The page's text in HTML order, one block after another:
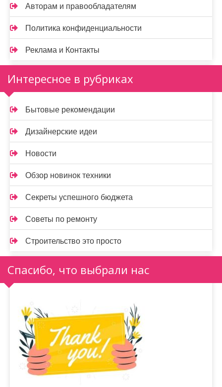
Авторам и правообладателям
Политика конфиденциальности
Реклама и Контакты
Интересное в рубриках
Бытовые рекомендации
Дизайнерские идеи
Новости
Обзор новинок техники
Секреты успешного бюджета
Советы по ремонту
Строительство это просто
Спасибо, что выбрали нас